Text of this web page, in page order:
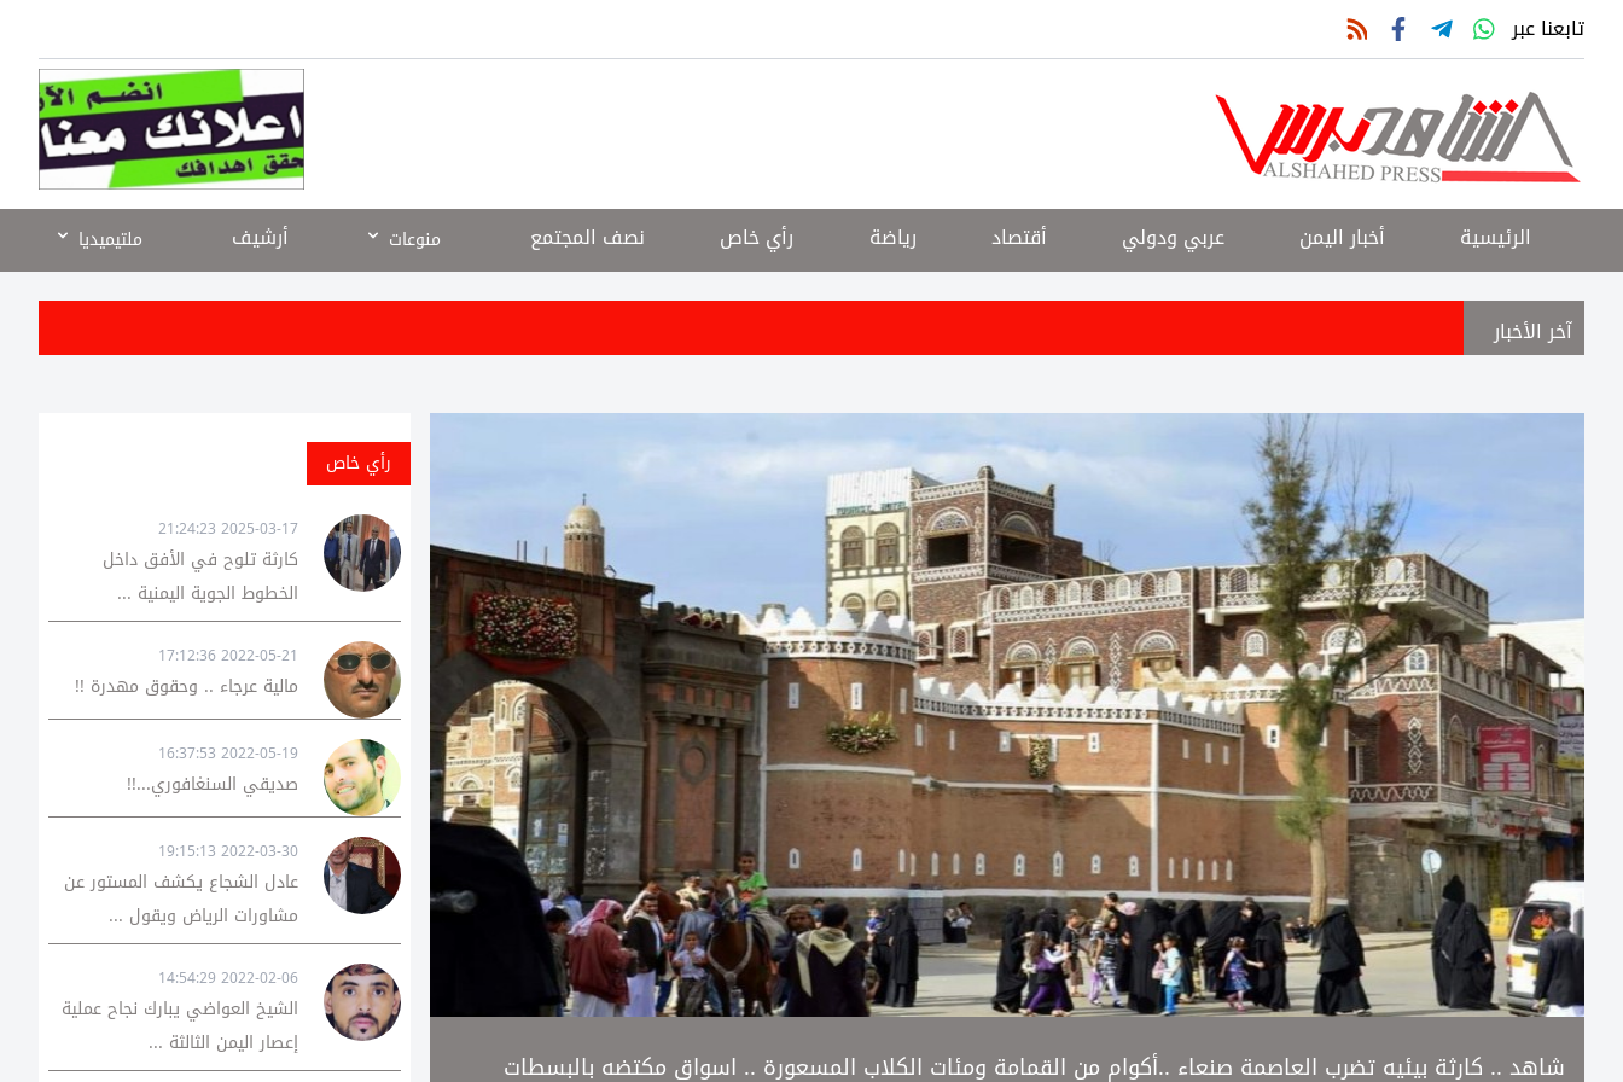
تابعنا عبر
الرئيسية أخبار اليمن عربي ودولي أقتصاد رياضة رأي خاص نصف المجتمع منوعات أرشيف ملتيميديا
آخر الأخبار
شاهد .. كارثة بيئيه تضرب العاصمة صنعاء ..أكوام من القمامة ومئات الكلاب المسعورة .. اسواق مكتضه بالبسطات
رأي خاص
2025-03-17 21:24:23
كارثة تلوح في الأفق داخل
الخطوط الجوية اليمنية ...
2022-05-21 17:12:36
مالية عرجاء .. وحقوق مهدرة !!
2022-05-19 16:37:53
صديقي السنغافوري...!!
2022-03-30 19:15:13
عادل الشجاع يكشف المستور عن
مشاورات الرياض ويقول ...
2022-02-06 14:54:29
الشيخ العواضي يبارك نجاح عملية
إعصار اليمن الثالثة ...